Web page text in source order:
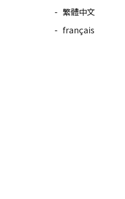
繁體中文
français